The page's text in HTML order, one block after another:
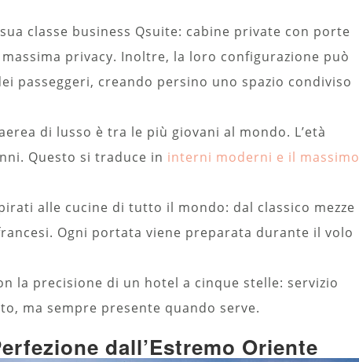
classe business Qsuite: cabine private con porte
privacy. Inoltre, la loro configurazione può
passeggeri, creando persino uno spazio condiviso
di lusso è tra le più giovani al mondo. L’età
Questo si traduce in interni moderni e il massimo
alle cucine di tutto il mondo: dal classico mezze
Ogni portata viene preparata durante il volo
la precisione di un hotel a cinque stelle: servizio
ma sempre presente quando serve.
dall’Estremo Oriente